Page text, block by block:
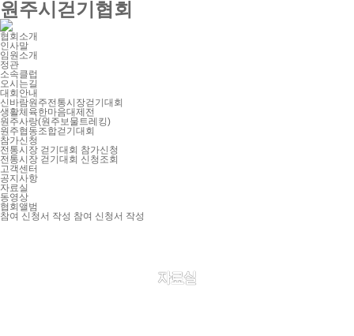
원주시걷기협회
협회소개
인사말
임원소개
정관
소속클럽
오시는길
대회안내
신바람원주전통시장걷기대회
생활체육한마음대제전
원주사랑(원주보물트레킹)
원주협동조합걷기대회
참가신청
전통시장 걷기대회 참가신청
전통시장 걷기대회 신청조회
고객센터
공지사항
자료실
동영상
협회앨범
참여 신청서 작성 참여 신청서 작성
자료실